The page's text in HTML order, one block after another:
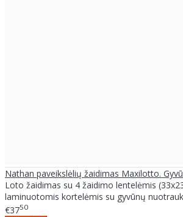
Nathan paveikslėlių žaidimas Maxilotto.
Loto žaidimas su 4 žaidimo lentelėmis
laminuotomis kortelėmis su gyvūnų
€3750